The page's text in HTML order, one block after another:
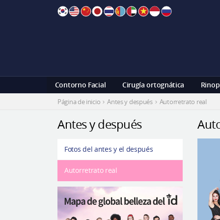
Contorno Facial Cirugía ortognática
Página de inicio Antes y después Autorretrato real
Antes y después
Fotos del antes y el después
Autorretrato real